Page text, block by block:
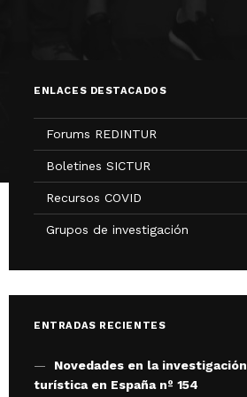
ENLACES DESTACADOS
Forums REDINTUR
Boletines SICTUR
Recursos COVID
Grupos de investigación
ENTRADAS RECIENTES
Novedades en la investigación
turística en España nº 154